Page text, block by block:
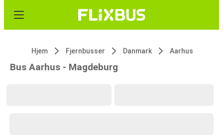
Hjem Fjernbusser Danmark Aarhus
Bus Aarhus - Magdeburg